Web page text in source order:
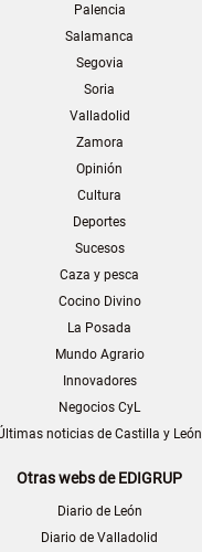
Palencia
Salamanca
Segovia
Soria
Valladolid
Zamora
Opinión
Cultura
Deportes
Sucesos
Caza y pesca
Cocino Divino
La Posada
Mundo Agrario
Innovadores
Negocios CyL
noticias de Castilla y León
Otras webs de EDIGRUP
Diario de León
Diario de Valladolid